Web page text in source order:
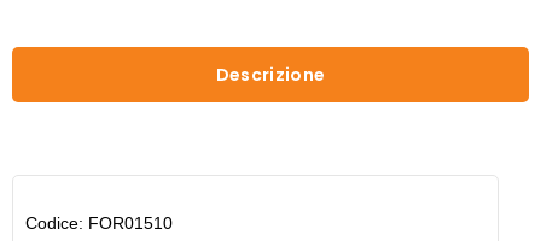
Descrizione
Codice: FOR01510